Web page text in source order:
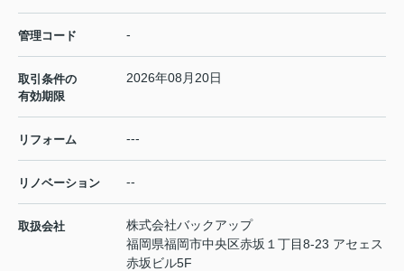
管理コード -
取引条件の
有効期限
2026年08月20日
リフォーム ---
リノベーション --
取扱会社
株式会社バックアップ
福岡県福岡市中央区赤坂１丁目8-23 アセェス
赤坂ビル5F